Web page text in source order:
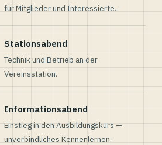
für Mitglieder und Interessierte.
Stationsabend
Technik und Betrieb an der
Vereinsstation.
Informationsabend
Einstieg in den Ausbildungskurs —
unverbindliches Kennenlernen.